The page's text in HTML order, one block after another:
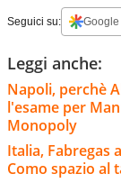
Seguici su:
Leggi anche:
Napoli, perchè
l'esame per
Monopoly
Italia, Fabregas
Como spazio al